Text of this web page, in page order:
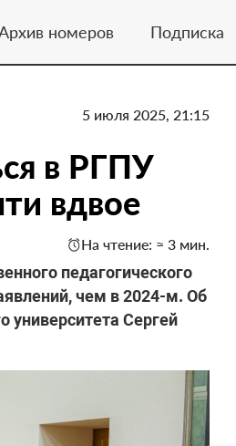
номеров Подписка
5 июля 2025, 21:15
в РГПУ
вдвое
На чтение: ≈ 3 мин.
педагогического
чем в 2024-м. Об
университета Сергей